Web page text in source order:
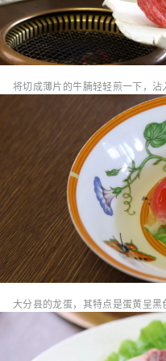
将切成薄片的牛腩轻轻煎一下，沾
大分县的龙蛋，其特点是蛋黄呈黑